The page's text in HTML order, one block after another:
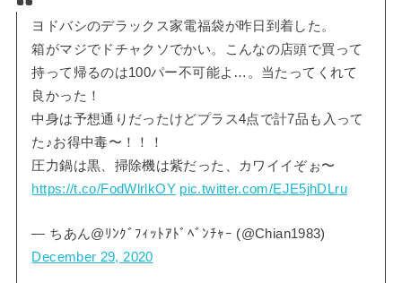
ヨドバシのデラックス家電福袋が昨日到着した。
箱がマジでドチャクソでかい。こんなの店頭で買って
持って帰るのは100パー不可能よ…。当たってくれて
良かった！
中身は予想通りだったけどプラス4点で計7品も入って
た♪お得中毒〜！！！
圧力鍋は黒、掃除機は紫だった、カワイイぞぉ〜
https://t.co/FodWlrlkOY pic.twitter.com/EJE5jhDLru
— ちあん@ﾘﾝｸﾞﾌｨｯﾄｱﾄﾞﾍﾞﾝﾁｬｰ (@Chian1983)
December 29, 2020